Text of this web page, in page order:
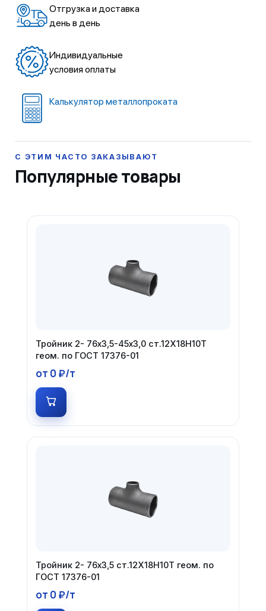
Отгрузка и доставка
день в день
Индивидуальные
условия оплаты
Калькулятор металлопроката
Популярные товары
Тройник 2- 76х3,5-45х3,0 ст.12Х18Н10Т
геом. по ГОСТ 17376-01
от 0 ₽/т
Тройник 2- 76х3,5 ст.12Х18Н10Т геом. по
ГОСТ 17376-01
от 0 ₽/т